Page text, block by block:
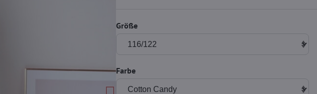
Größe
Farbe